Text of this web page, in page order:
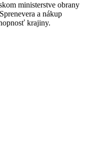
ministerstve obrany
a nákup
krajiny.